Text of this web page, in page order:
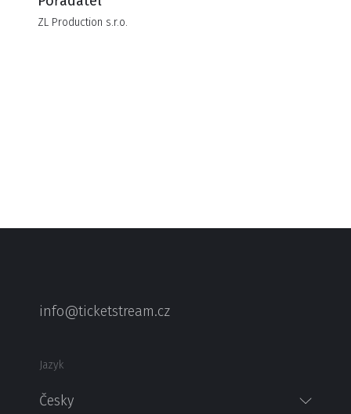
ZL Production s.r.o.
info@ticketstream.cz
Jazyk
Česky